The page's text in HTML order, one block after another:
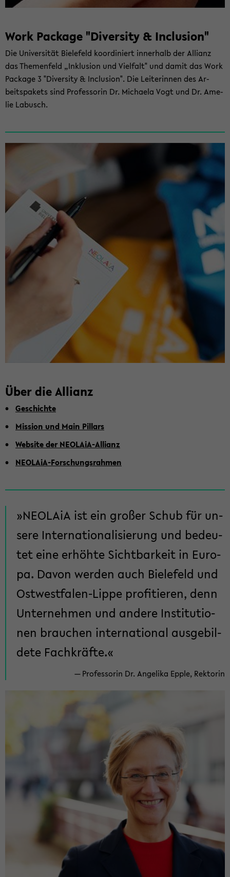
Work Packa­ge "Di­ver­si­ty & In­clu­si­on"
Die Uni­ver­si­tät Bie­le­feld ko­or­di­niert in­ner­halb der Al­li­anz
das The­men­feld „In­klu­si­on und Viel­falt" und damit das Work
Packa­ge 3 "Di­ver­si­ty & In­clu­si­on". Die Lei­te­rin­nen des Ar­
beits­pa­kets sind Pro­fes­so­rin Dr. Mi­chae­la Vogt und Dr. Ame­
lie La­busch.
Über die Al­li­anz
Ge­schich­te
Mis­si­on und Main Pil­lars
Web­site der NEOLAiA-​Allianz
NEOLAiA-​Forschungsrahmen
NEO­LA­iA ist ein gro­ßer Schub für un­
se­re In­ter­na­tio­na­li­sie­rung und be­deu­
tet eine er­höh­te Sicht­bar­keit in Eu­ro­
pa. Davon wer­den auch Bie­le­feld und
Ostwestfalen-​Lippe pro­fi­tie­ren, denn
Un­ter­neh­men und an­de­re In­sti­tu­tio­
nen brau­chen in­ter­na­tio­nal aus­ge­bil­
de­te Fach­kräf­te.
Pro­fes­so­rin Dr. An­ge­li­ka Epple, Rek­to­rin